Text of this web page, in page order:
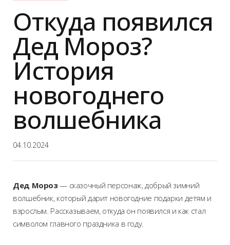
Откуда появился
Дед Мороз?
История
новогоднего
волшебника
04.10.2024
Дед Мороз— сказочный персонаж, добрый зимний
волшебник, который дарит новогодние подарки детям и
взрослым. Рассказываем, откуда он появился и как стал
символом главного праздника в году.